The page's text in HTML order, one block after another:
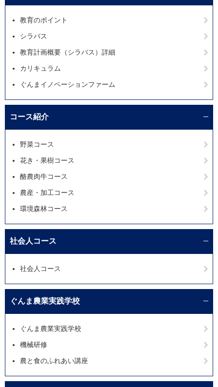
教育のポイント
シラバス
教育計画概要（シラバス）詳細
カリキュラム
ぐんまイノベーションファーム
コース紹介
野菜コース
花き・果樹コース
酪農肉牛コース
農産・加工コース
環境森林コース
社会人コース
社会人コース
ぐんま農業実践学校
ぐんま農業実践学校
機械研修
農と食のふれあい講座